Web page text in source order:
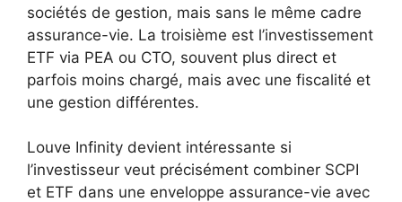
sociétés de gestion, mais sans le même cadre
assurance-vie. La troisième est l’investissement
ETF via PEA ou CTO, souvent plus direct et
parfois moins chargé, mais avec une fiscalité et
une gestion différentes.
Louve Infinity devient intéressante si
l’investisseur veut précisément combiner SCPI
et ETF dans une enveloppe assurance-vie avec